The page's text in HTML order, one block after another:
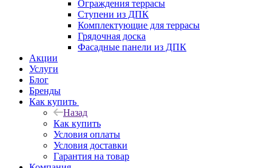
Ограждения террасы
Ступени из ДПК
Комплектующие для террасы
Грядочная доска
Фасадные панели из ДПК
Акции
Услуги
Блог
Бренды
Как купить
Назад
Как купить
Условия оплаты
Условия доставки
Гарантия на товар